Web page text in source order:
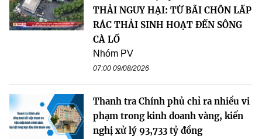
THẢI NGUY HẠI: TỪ BÃI CHÔN LẤP
RÁC THẢI SINH HOẠT ĐẾN SÔNG
CÀ LỒ
Nhóm PV
07:00 09/08/2026
Thanh tra Chính phủ chỉ ra nhiều vi
phạm trong kinh doanh vàng, kiến
nghị xử lý 93,733 tỷ đồng